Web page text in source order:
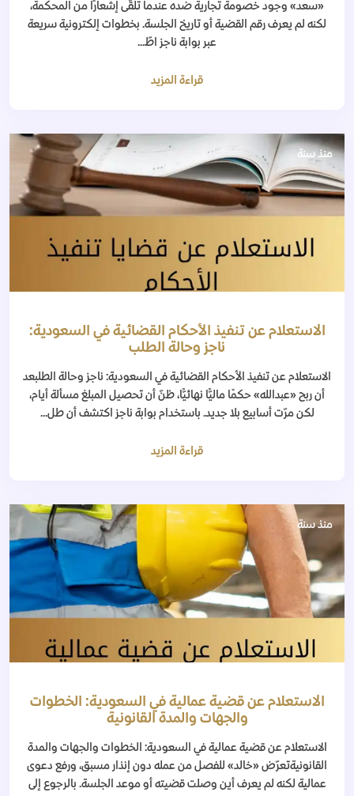
«سعد» وجود خصومة تجارية ضده عندما تلقّى إشعارًا من المحكمة،
لكنه لم يعرف رقم القضية أو تاريخ الجلسة. بخطوات إلكترونية سريعة
عبر بوابة ناجز اطّ...
قراءة المزيد
منذ سنة
الاستعلام عن تنفيذ الأحكام القضائية في السعودية:
ناجز وحالة الطلب
الاستعلام عن تنفيذ الأحكام القضائية في السعودية: ناجز وحالة الطلبعد
أن ربح «عبدالله» حكمًا ماليًّا نهائيًّا، ظنّ أن تحصيل المبلغ مسألة أيام،
لكن مرّت أسابيع بلا جديد. باستخدام بوابة ناجز اكتشف أن طل...
قراءة المزيد
منذ سنة
الاستعلام عن قضية عمالية في السعودية: الخطوات
والجهات والمدة القانونية
الاستعلام عن قضية عمالية في السعودية: الخطوات والجهات والمدة
القانونيةتعرّض «خالد» للفصل من عمله دون إنذار مسبق، ورفع دعوى
عمالية لكنه لم يعرف أين وصلت قضيته أو موعد الجلسة. بالرجوع إلى